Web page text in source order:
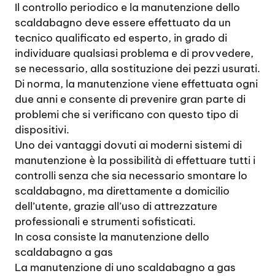
Il controllo periodico e la manutenzione dello
scaldabagno deve essere effettuato da un
tecnico qualificato ed esperto, in grado di
individuare qualsiasi problema e di provvedere,
se necessario, alla sostituzione dei pezzi usurati.
Di norma, la manutenzione viene effettuata ogni
due anni e consente di prevenire gran parte di
problemi che si verificano con questo tipo di
dispositivi.
Uno dei vantaggi dovuti ai moderni sistemi di
manutenzione è la possibilità di effettuare tutti i
controlli senza che sia necessario smontare lo
scaldabagno, ma direttamente a domicilio
dell’utente, grazie all’uso di attrezzature
professionali e strumenti sofisticati.
In cosa consiste la manutenzione dello
scaldabagno a gas
La manutenzione di uno scaldabagno a gas